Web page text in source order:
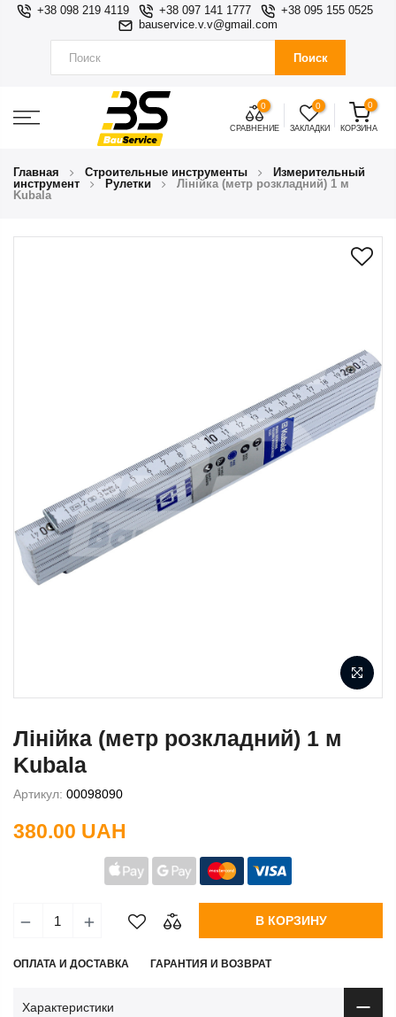
+38 098 219 4119 +38 097 141 1777
+38 095 155 0525
bauservice.v.v@gmail.com
Поиск
0
СРАВНЕНИЕ
0
ЗАКЛАДКИ
0
КОРЗИНА
Главная Строительные инструменты
Измерительный
инструмент
Рулетки
Лінійка (метр розкладний) 1 м
Kubala
Лінійка (метр розкладний) 1 м
Kubala
Артикул: 00098090
380.00 UAH
В КОРЗИНУ
ОПЛАТА И ДОСТАВКА ГАРАНТИЯ И ВОЗВРАТ
Характеристики